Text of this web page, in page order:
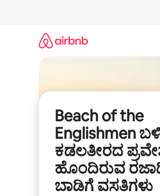
Beach of the
Englishmen
ಕಡಲತೀರದ
ಹೊಂದಿರುವ
ಬಾಡಿಗೆ ವಸತಿಗಳು